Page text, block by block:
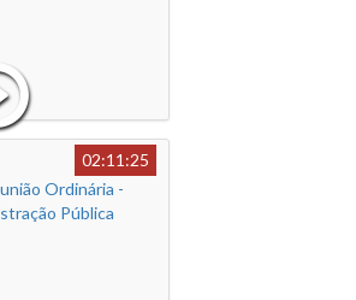
02:11:25
Ordinária -
Pública